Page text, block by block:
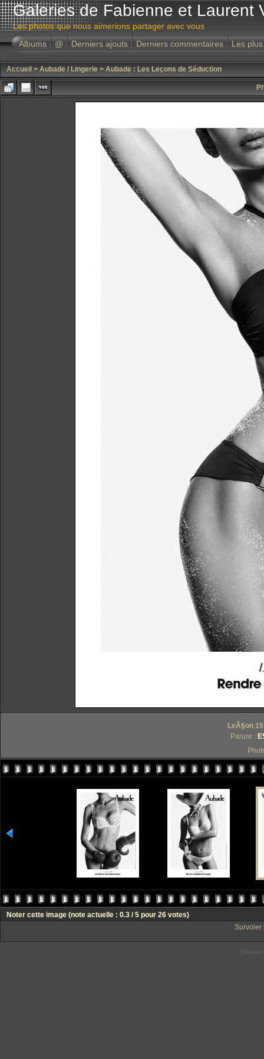
Galeries de Fabienne et Laurent
Les photos que nous aimerions partager avec vous
Albums
@ Derniers ajouts Derniers commentaires Les
Accueil > Aubade / Lingerie > Aubade : Les Leçons de Séduction
LeÃ§on
Parure :
Noter cette image (note actuelle : 0.3 / 5 pour 26 votes)
Survoler